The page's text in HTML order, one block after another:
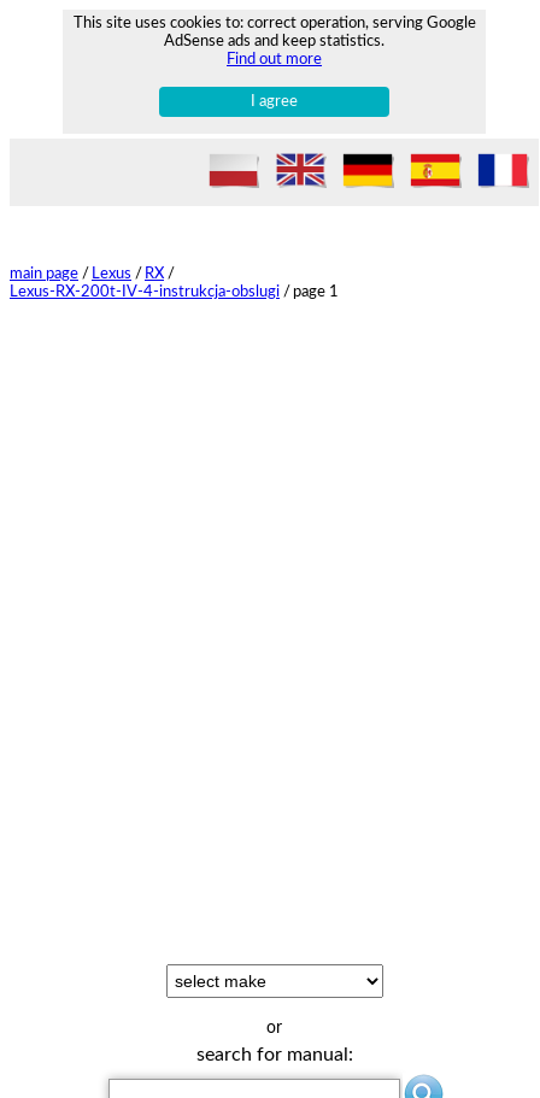
This site uses cookies to: correct operation, serving Google
AdSense ads and keep statistics.
Find out more
I agree
main page / Lexus / RX /
Lexus-RX-200t-IV-4-instrukcja-obslugi / page 1
or
search for manual: